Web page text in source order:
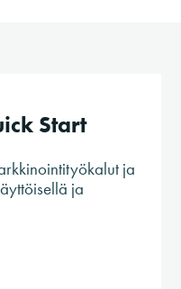
Start
ja
ja